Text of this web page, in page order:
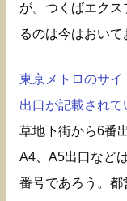
が。つくばエク
るのは今はおいて
東京メトロのサイ
出口が記載されて
草地下街から6番
A4、A5出口など
番号であろう。